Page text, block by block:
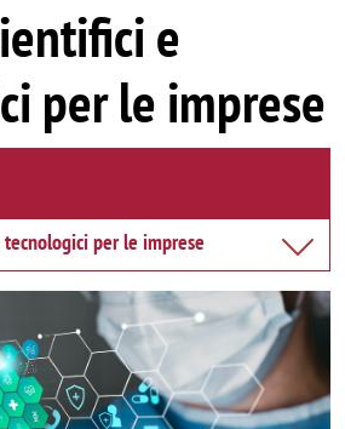
e
per le imprese
per le imprese